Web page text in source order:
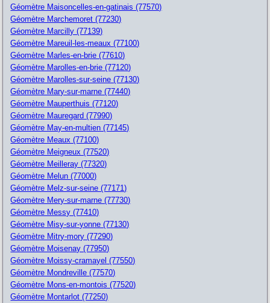
Géomètre Maisoncelles-en-gatinais (77570)
Géomètre Marchemoret (77230)
Géomètre Marcilly (77139)
Géomètre Mareuil-les-meaux (77100)
Géomètre Marles-en-brie (77610)
Géomètre Marolles-en-brie (77120)
Géomètre Marolles-sur-seine (77130)
Géomètre Mary-sur-marne (77440)
Géomètre Mauperthuis (77120)
Géomètre Mauregard (77990)
Géomètre May-en-multien (77145)
Géomètre Meaux (77100)
Géomètre Meigneux (77520)
Géomètre Meilleray (77320)
Géomètre Melun (77000)
Géomètre Melz-sur-seine (77171)
Géomètre Mery-sur-marne (77730)
Géomètre Messy (77410)
Géomètre Misy-sur-yonne (77130)
Géomètre Mitry-mory (77290)
Géomètre Moisenay (77950)
Géomètre Moissy-cramayel (77550)
Géomètre Mondreville (77570)
Géomètre Mons-en-montois (77520)
Géomètre Montarlot (77250)